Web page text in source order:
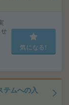
気になる!
テムへの入